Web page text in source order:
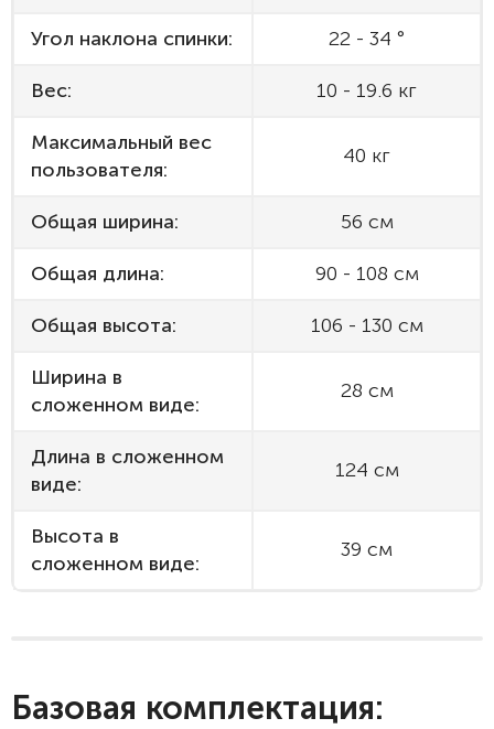
Угол наклона спинки: 22 - 34 °
Вес: 10 - 19.6 кг
Максимальный вес
пользователя:
40 кг
Общая ширина: 56 см
Общая длина: 90 - 108 см
Общая высота: 106 - 130 см
Ширина в
сложенном виде:
28 см
Длина в сложенном
виде:
124 см
Высота в
сложенном виде:
39 см
Базовая комплектация: